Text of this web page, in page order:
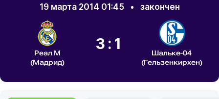
19 марта 2014 01:45• закончен
Реал М
(Мадрид)
3:1
Шальке-04
(Гельзенкирхен)